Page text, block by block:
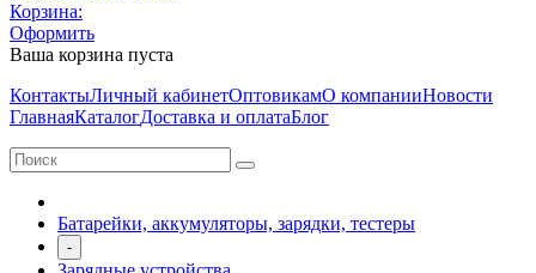
Корзина:
Оформить
Ваша корзина пуста
КонтактыЛичный кабинетОптовикамО компанииНовости
ГлавнаяКаталогДоставка и оплатаБлог
Батарейки, аккумуляторы, зарядки, тестеры
-